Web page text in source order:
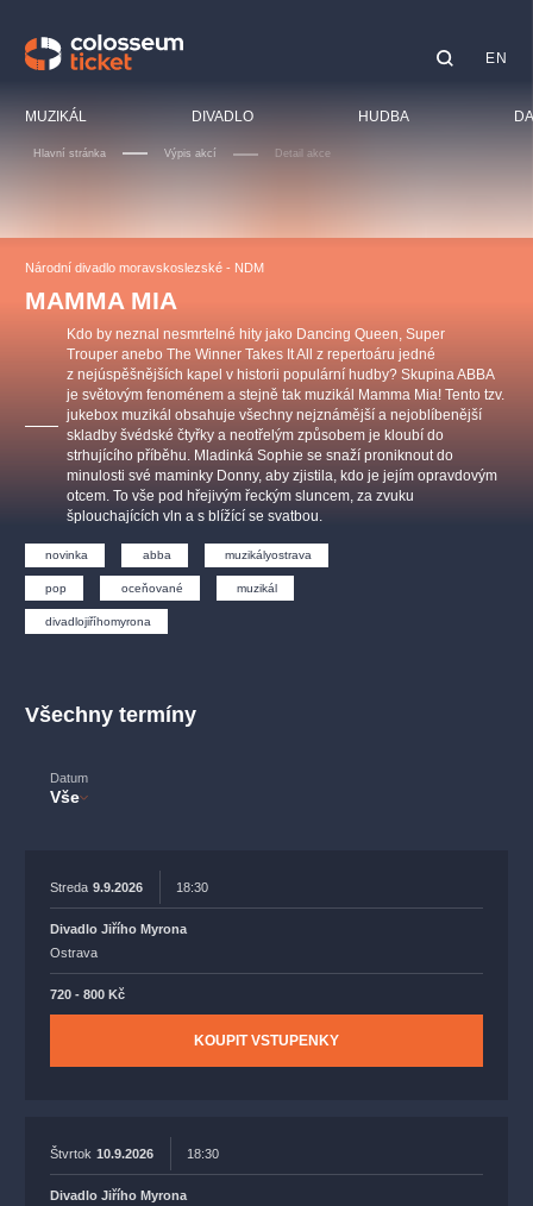
MUZIKÁL DIVADLO HUDBA
Ostatní
EN
Hlavní stránka Výpis akcí Detail akce
Národní divadlo moravskoslezské - NDM
MAMMA MIA
Kdo by neznal nesmrtelné hity jako Dancing Queen, Super
Trouper anebo The Winner Takes It All z repertoáru jedné
z nejúspěšnějších kapel v historii populární hudby? Skupina ABBA
je světovým fenoménem a stejně tak muzikál Mamma Mia! Tento tzv.
jukebox muzikál obsahuje všechny nejznámější a nejoblíbenější
skladby švédské čtyřky a neotřelým způsobem je kloubí do
strhujícího příběhu. Mladinká Sophie se snaží proniknout do
minulosti své maminky Donny, aby zjistila, kdo je jejím opravdovým
otcem. To vše pod hřejivým řeckým sluncem, za zvuku
šplouchajících vln a s blížící se svatbou.
novinka abba muzikályostrava
pop oceňované muzikál
divadlojiříhomyrona
Všechny termíny
Datum
Vše
Streda 9.9.2026 18:30
Divadlo Jiřího Myrona
Ostrava
720 - 800 Kč
KOUPIT VSTUPENKY
Štvrtok 10.9.2026 18:30
Divadlo Jiřího Myrona
OBYČEJNÁ HOLKA
Agentura 44, s.r.o.
Pink Panther Agency,
Ostatní hledají
muzikálypraha
Nejnavštěvovanější
filmováhudba státníopera rudolfinum
národnídivadlo